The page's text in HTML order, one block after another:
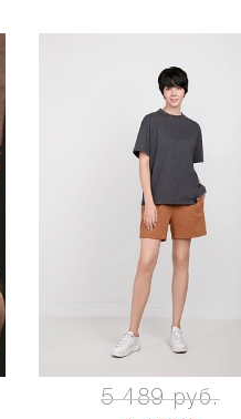
5 489 руб.